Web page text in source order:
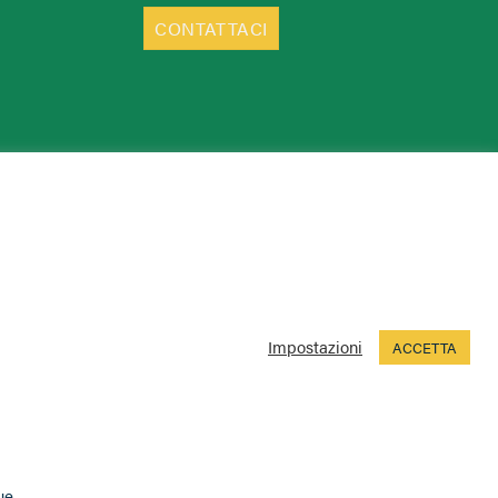
CONTATTACI
Impostazioni ACCETTA